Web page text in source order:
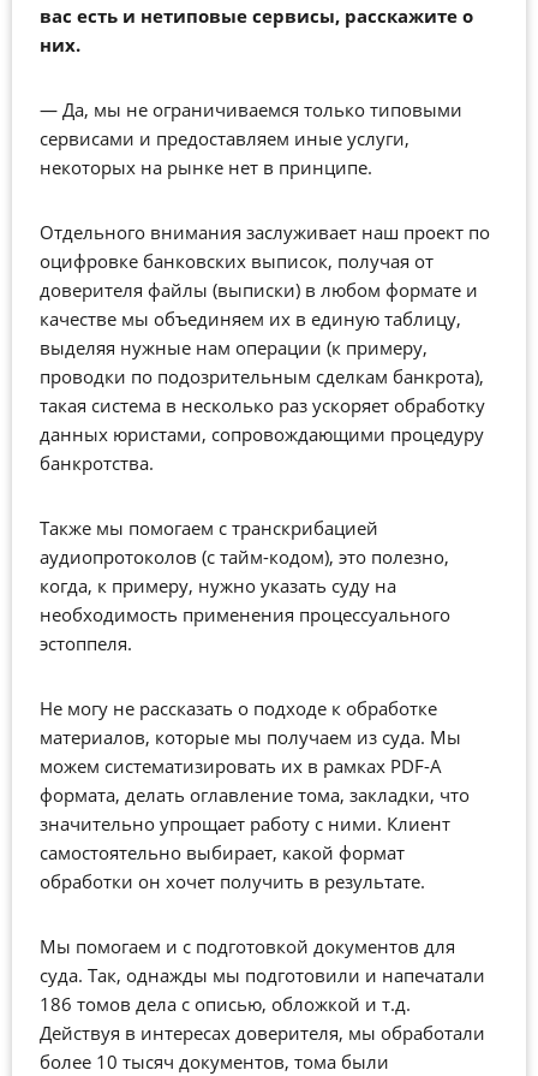
вас есть и нетиповые сервисы, расскажите о
них.
— Да, мы не ограничиваемся только типовыми
сервисами и предоставляем иные услуги,
некоторых на рынке нет в принципе.
Отдельного внимания заслуживает наш проект по
оцифровке банковских выписок, получая от
доверителя файлы (выписки) в любом формате и
качестве мы объединяем их в единую таблицу,
выделяя нужные нам операции (к примеру,
проводки по подозрительным сделкам банкрота),
такая система в несколько раз ускоряет обработку
данных юристами, сопровождающими процедуру
банкротства.
Также мы помогаем с транскрибацией
аудиопротоколов (с тайм-кодом), это полезно,
когда, к примеру, нужно указать суду на
необходимость применения процессуального
эстоппеля.
Не могу не рассказать о подходе к обработке
материалов, которые мы получаем из суда. Мы
можем систематизировать их в рамках PDF-A
формата, делать оглавление тома, закладки, что
значительно упрощает работу с ними. Клиент
самостоятельно выбирает, какой формат
обработки он хочет получить в результате.
Мы помогаем и с подготовкой документов для
суда. Так, однажды мы подготовили и напечатали
186 томов дела с описью, обложкой и т.д.
Действуя в интересах доверителя, мы обработали
более 10 тысяч документов, тома были